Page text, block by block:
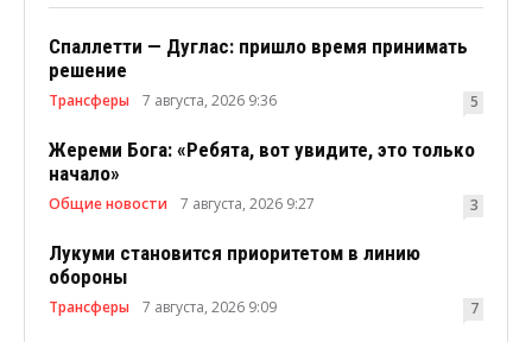
Спаллетти — Дуглас: пришло время принимать
решение
Трансферы 7 августа, 2026 9:36 5
Жереми Бога: «Ребята, вот увидите, это только
начало»
Общие новости 7 августа, 2026 9:27 3
Лукуми становится приоритетом в линию
обороны
Трансферы 7 августа, 2026 9:09 7